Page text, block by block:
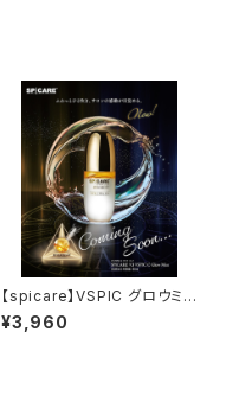
【spicare】VSPIC グロウミス
ト
¥3,960